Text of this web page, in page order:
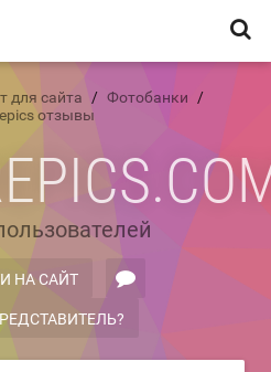
для сайта
Фотобанки
отзывы
НА САЙТ